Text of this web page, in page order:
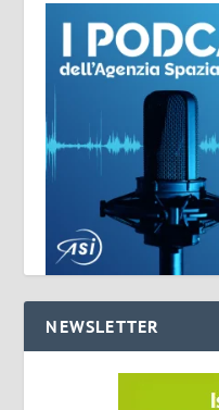
NEWSLETTER